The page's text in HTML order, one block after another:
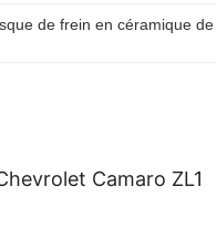
de frein en céramique
Camaro ZL1